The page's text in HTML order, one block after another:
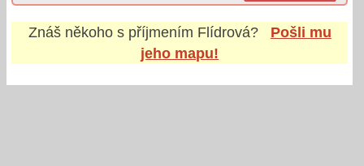
Znáš někoho s příjmením Flídrová?
Pošli mu
jeho mapu!